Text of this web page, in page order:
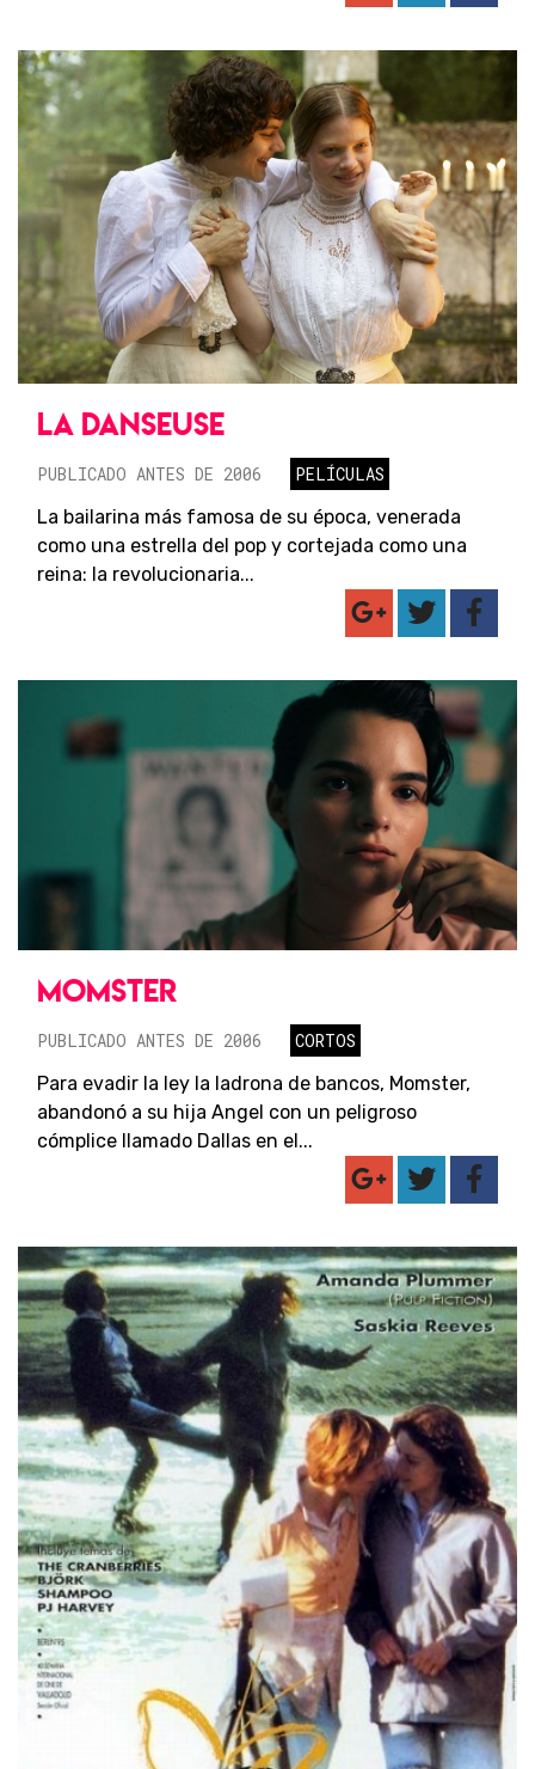
LA DANSEUSE
PUBLICADO ANTES DE 2006
PELÍCULAS
La bailarina más famosa de su época, venerada
como una estrella del pop y cortejada como una
reina: la revolucionaria...
MOMSTER
PUBLICADO ANTES DE 2006
CORTOS
Para evadir la ley la ladrona de bancos, Momster,
abandonó a su hija Angel con un peligroso
cómplice llamado Dallas en el...